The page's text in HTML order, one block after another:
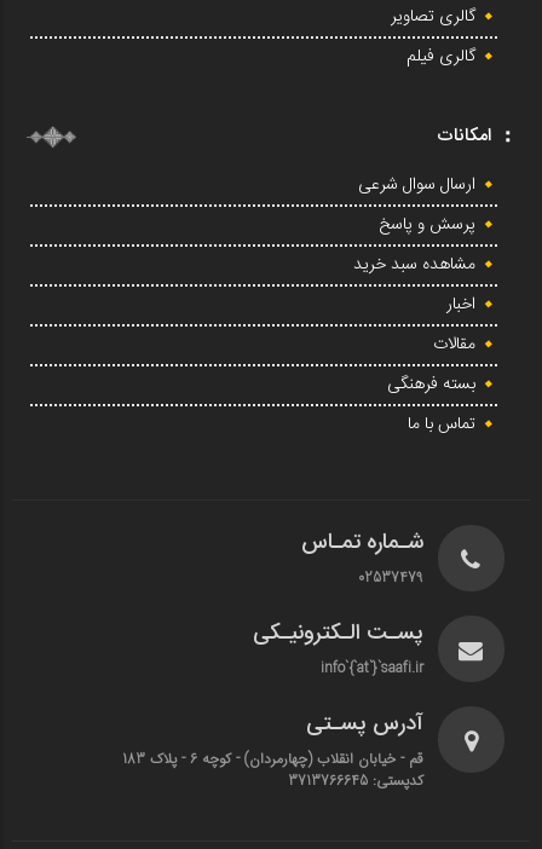
گالری تصاویر
گالری فیلم
امکانات
ارسال سوال شرعی
پرسش و پاسخ
مشاهده سبد خرید
اخبار
مقالات
بسته فرهنگی
تماس با ما
شـماره تمـاس
02537479
پسـت الـکترونیـکی
info`{`at`}`saafi.ir
آدرس پسـتی
قم - خیابان انقلاب (چهارمردان)‌ - کوچه 6 - پلاک 183
کدپستی: 3713766645